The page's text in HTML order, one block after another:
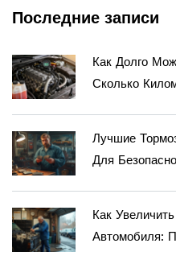
Последние записи
Как Долго
Сколько
Лучшие
Для
Как
Автомобиля: